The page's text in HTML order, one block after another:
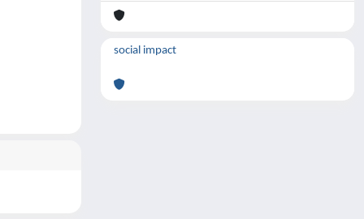
social impact